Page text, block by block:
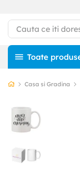
Casa si Gradina